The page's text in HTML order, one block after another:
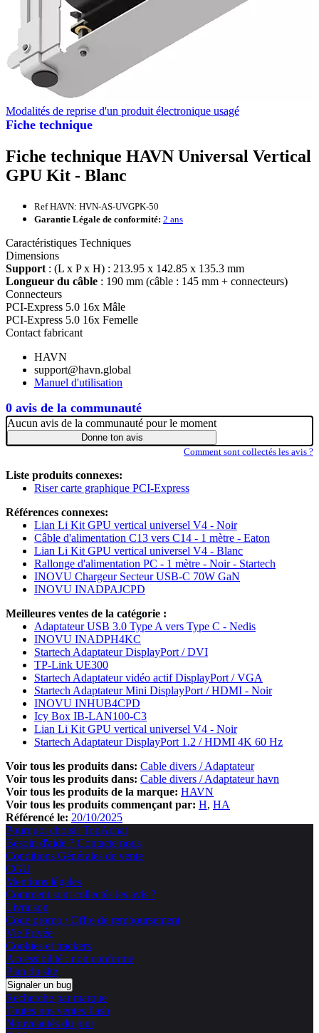
Fiche technique
0 avis de la communauté
Modalités de reprise d'un produit électronique usagé
Fiche technique HAVN Universal Vertical
GPU Kit - Blanc
Ref HAVN: HVN-AS-UVGPK-50
Garantie Légale de conformité: 2 ans
Caractéristiques Techniques
Dimensions
Support : (L x P x H) : 213.95 x 142.85 x 135.3 mm
Longueur du câble : 190 mm (câble : 145 mm + connecteurs)
Connecteurs
PCI-Express 5.0 16x Mâle
PCI-Express 5.0 16x Femelle
Contact fabricant
HAVN
support@havn.global
Manuel d'utilisation
Aucun avis de la communauté pour le moment
Donne ton avis
Comment sont collectés les avis ?
Liste produits connexes:
Riser carte graphique PCI-Express
Références connexes:
Lian Li Kit GPU vertical universel V4 - Noir
Câble d'alimentation C13 vers C14 - 1 mètre - Eaton
Lian Li Kit GPU vertical universel V4 - Blanc
Rallonge d'alimentation PC - 1 mètre - Noir - Startech
INOVU Chargeur Secteur USB-C 70W GaN
INOVU INADPAJCPD
Meilleures ventes de la catégorie :
Adaptateur USB 3.0 Type A vers Type C - Nedis
INOVU INADPH4KC
Startech Adaptateur DisplayPort / DVI
TP-Link UE300
Startech Adaptateur vidéo actif DisplayPort / VGA
Startech Adaptateur Mini DisplayPort / HDMI - Noir
INOVU INHUB4CPD
Icy Box IB-LAN100-C3
Lian Li Kit GPU vertical universel V4 - Noir
Startech Adaptateur DisplayPort 1.2 / HDMI 4K 60 Hz
Voir tous les produits dans: Cable divers / Adaptateur
Voir tous les produits dans: Cable divers / Adaptateur havn
Voir tous les produits de la marque: HAVN
Voir tous les produits commençant par: H HA
Référencé le: 20/10/2025
Pourquoi choisir TopAchat
Besoin d'aide ? Contacte nous
Conditions Générales de vente
CGU
Mentions légales
Comment sont collectés les avis ?
Livraison
Code promo / Offre de remboursement
Vie Privée
Cookies et trackers
Accessibilité : non conforme
Plan du site
Signaler un bug
Recherche par marque
Toutes nos ventes flash
Nouveautés du jour